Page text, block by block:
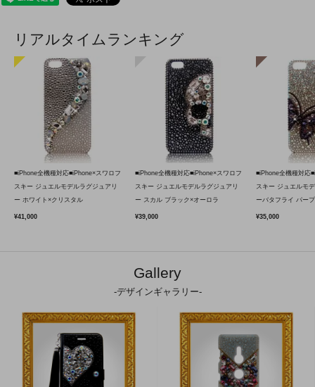
リアルタイムランキング
■iPhone全機種対応■iPhone×スワロフ
スキー ジュエルモデルラグジュアリ
ー ホワイト×クリスタル
¥41,000
■iPhone全機種対応■iPhone×スワロフ
スキー ジュエルモデルラグジュアリ
ー スカル ブラック×オーロラ
¥39,000
■iPhone全機種対応
スキー ジュエルモ
ーバタフライ パー
¥35,000
Gallery
-デザインギャラリー-